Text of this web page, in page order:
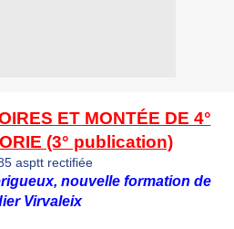
ET MONTÉE DE 4°
(3° publication)
nouvelle formation de
Virvaleix